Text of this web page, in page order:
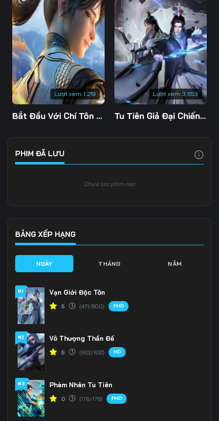
Lượt xem: 1.219
Bắt Đầu Với Chí Tôn Đan Điền
Lượt xem: 3.653
Tu Tiên Giả Đại Chiến Siêu Năng Lực 3D
PHIM ĐÃ LƯU
Chưa lưu phim nào
BẢNG XẾP HẠNG
NGÀY THÁNG NĂM
#1 Vạn Giới Độc Tôn
5 (471/800) FHD
#2 Vô Thượng Thần Đế
5 (602/632) HD
#3 Phàm Nhân Tu Tiên
0 (176/176) FHD